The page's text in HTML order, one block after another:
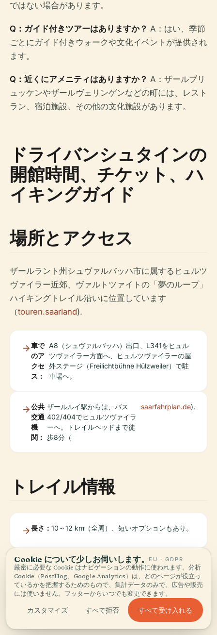
ではない場合があります。
Q：ガイド付きツアーはありますか？ A：はい、季節
ごとにガイド付きウォークや文化イベントが提供され
ます。
Q：近くにアメニティはありますか？ A：ザールブリ
ュッケンやザールヴェリンゲンなどの町には、レスト
ラン、宿泊施設、その他の文化施設があります。
ドライバンシュタインの
開館時間、チケット、ハ
イキングガイド
場所とアクセス
ザールラント州シュヴァルバッハ市に属するヒュルツ
ヴァイラー近郊、ヴァルトツァイトの「夢のループ」
ハイキングトレイル沿いに位置しています
（touren.saarland).
車で
のア
クセ
ス：
A8（シュヴァルバッハ）出口、L341をヒュル
ツヴァイラー方面へ、ヒュルツヴァイラーの屋
外ステージ（Freilichtbühne Hülzweiler）で駐
車場へ。
公共
交通
機
関：
ザールルイ駅からは、バス
402/404でヒュルツヴァイラ
ーへ。トレイルヘッドまで徒
歩8分（
saarfahrplan.de).
トレイル情報
長さ： 10～12 km（全周）、短いオプションもあり。
標高差：中程度（約141 m）。
標識：情報板があり、よく標識されています。
Cookie について少しお伺いします。 EU · GDPR
厳密に必要な Cookie はナビゲーションの動作に使われます。分析
Cookie（PostHog、Google Analytics）は、どのページが役立っ
ているかを把握するためのもので、集計データのみで、広告や販売
には使いません。フッターからいつでも変更できます。
カスタマイズ すべて拒否 すべて受け入れる